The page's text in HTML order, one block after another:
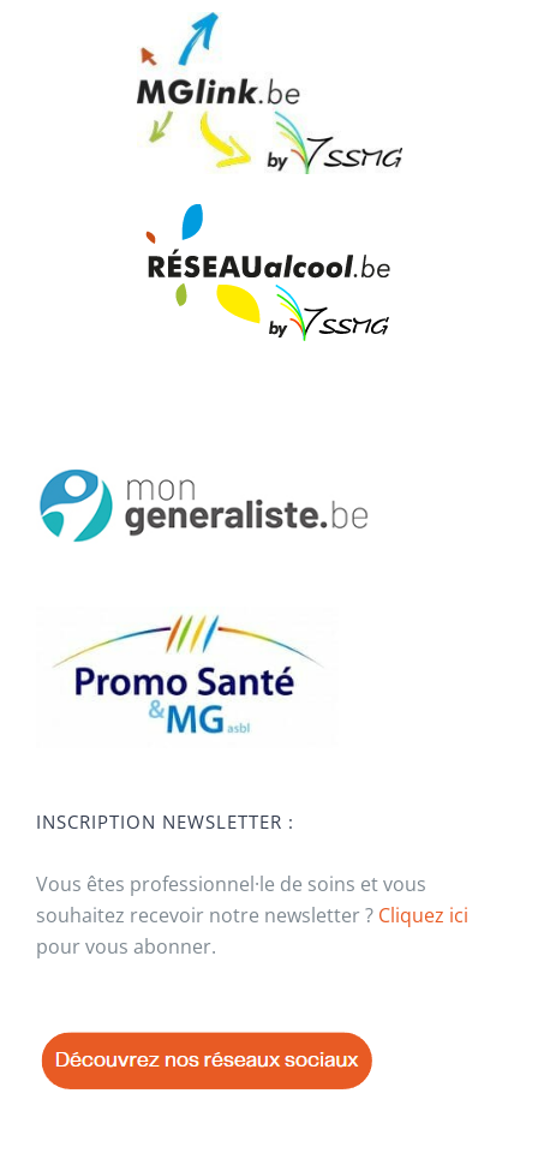
INSCRIPTION NEWSLETTER :
Vous êtes professionnel·le de soins et vous
souhaitez recevoir notre newsletter ? Cliquez ici
pour vous abonner.